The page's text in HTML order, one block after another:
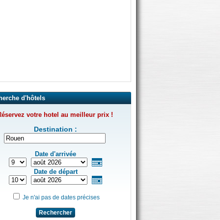
d'hôtels
votre hotel au meilleur prix !
Destination :
Date d'arrivée
Date de départ
Je n'ai pas de dates précises
Rechercher